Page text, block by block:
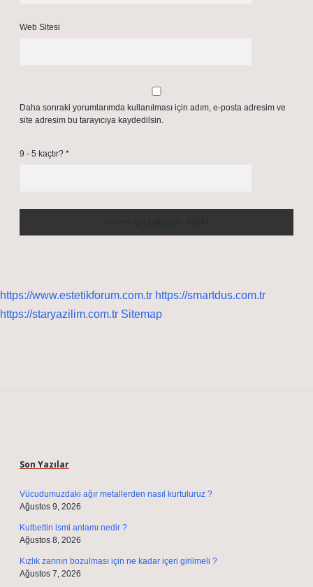
Web Sitesi
Daha sonraki yorumlarımda kullanılması için adım, e-posta adresim ve
site adresim bu tarayıcıya kaydedilsin.
9 - 5 kaçtır? *
https://www.estetikforum.com.tr https://smartdus.com.tr
https://staryazilim.com.tr Sitemap
Son Yazılar
Vücudumuzdaki ağır metallerden nasıl kurtuluruz ?
Ağustos 9, 2026
Kutbettin ismi anlamı nedir ?
Ağustos 8, 2026
Kızlık zarının bozulması için ne kadar içeri girilmeli ?
Ağustos 7, 2026